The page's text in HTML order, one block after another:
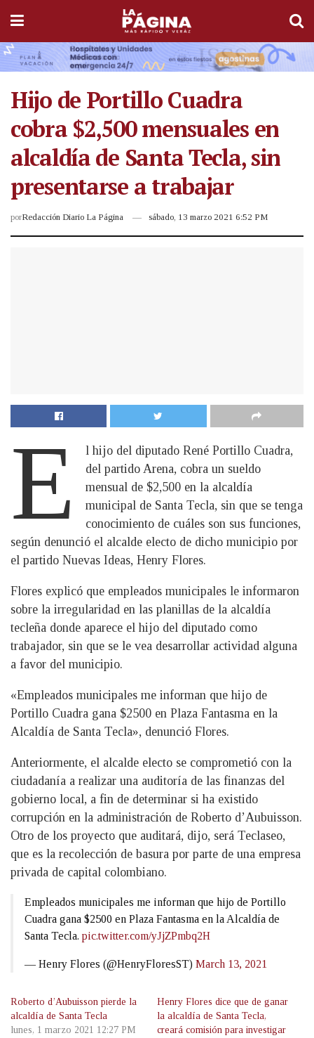
Hijo de Portillo Cuadra
cobra $2,500 mensuales en
alcaldía de Santa Tecla, sin
presentarse a trabajar
porRedacción Diario La Página sábado, 13 marzo 2021 6:52 PM
E
l hijo del diputado René Portillo Cuadra,
del partido Arena, cobra un sueldo
mensual de $2,500 en la alcaldía
municipal de Santa Tecla, sin que se tenga
conocimiento de cuáles son sus funciones,
según denunció el alcalde electo de dicho municipio por
el partido Nuevas Ideas, Henry Flores.
Flores explicó que empleados municipales le informaron
sobre la irregularidad en las planillas de la alcaldía
tecleña donde aparece el hijo del diputado como
trabajador, sin que se le vea desarrollar actividad alguna
a favor del municipio.
«Empleados municipales me informan que hijo de
Portillo Cuadra gana $2500 en Plaza Fantasma en la
Alcaldía de Santa Tecla», denunció Flores.
Anteriormente, el alcalde electo se comprometió con la
ciudadanía a realizar una auditoría de las finanzas del
gobierno local, a fin de determinar si ha existido
corrupción en la administración de Roberto d’Aubuisson.
Otro de los proyecto que auditará, dijo, será Teclaseo,
que es la recolección de basura por parte de una empresa
privada de capital colombiano.
Empleados municipales me informan que hijo de Portillo
Cuadra gana $2500 en Plaza Fantasma en la Alcaldía de
Santa Tecla. pic.twitter.com/yJjZPmbq2H
— Henry Flores (@HenryFloresST) March 13, 2021
Roberto d’Aubuisson pierde la
alcaldía de Santa Tecla
lunes, 1 marzo 2021 12:27 PM
Henry Flores dice que de ganar
la alcaldía de Santa Tecla,
creará comisión para investigar